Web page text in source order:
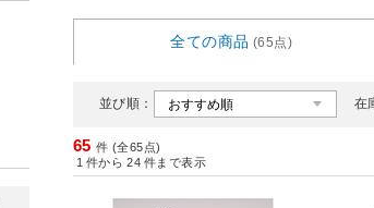
全ての商品 (65点)
並び順： 在
65 件 (全65点)
1 件から 24 件まで表示